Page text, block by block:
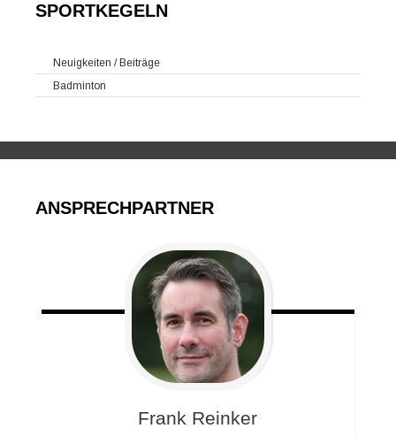
SPORTKEGELN
Neuigkeiten / Beiträge
Badminton
ANSPRECHPARTNER
Frank Reinker